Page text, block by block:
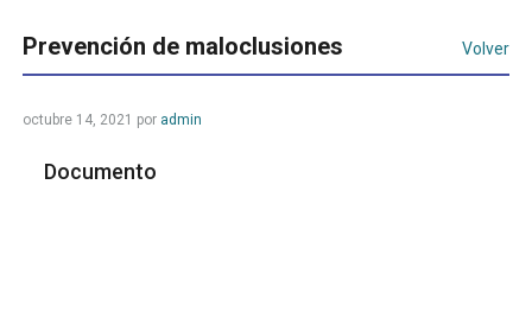
Prevención de maloclusiones Volver
octubre 14, 2021 por admin
Documento